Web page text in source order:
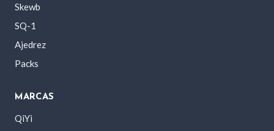
Skewb
SQ-1
Ajedrez
Packs
MARCAS
QiYi